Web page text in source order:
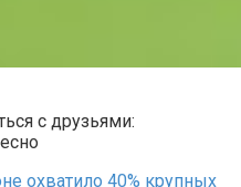
с друзьями:
охватило 40% крупных